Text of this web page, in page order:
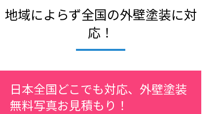
地域によらず全国の外壁塗装に対
応！
日本全国どこでも対応、外壁塗装
無料写真お見積もり！